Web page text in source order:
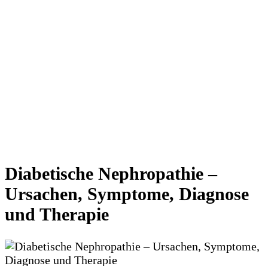
Diabetische Nephropathie –
Ursachen, Symptome, Diagnose
und Therapie